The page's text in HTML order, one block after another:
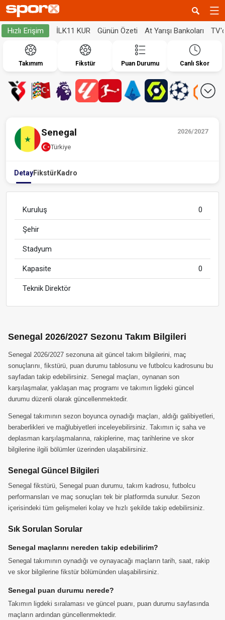
Hızlı Erişim İLK11 KUR Günün Özeti At Yarışı Bankoları
Takımım Fikstür Puan Durumu Canlı Skor
2026/2027
Senegal
Türkiye
DetayFikstür Kadro
Kuruluş 0
Şehir
Stadyum
Kapasite 0
Teknik Direktör
Senegal 2026/2027 Sezonu Takım Bilgileri
Senegal 2026/2027 sezonuna ait güncel takım bilgilerini, maç
sonuçlarını, fikstürü, puan durumu tablosunu ve futbolcu kadrosunu bu
sayfadan takip edebilirsiniz. Senegal maçları, oynanan son
karşılaşmalar, yaklaşan maç programı ve takımın ligdeki güncel
durumu düzenli olarak güncellenmektedir.
Senegal takımının sezon boyunca oynadığı maçları, aldığı galibiyetleri,
beraberlikleri ve mağlubiyetleri inceleyebilirsiniz. Takımın iç saha ve
deplasman karşılaşmalarına, rakiplerine, maç tarihlerine ve skor
bilgilerine ilgili bölümler üzerinden ulaşabilirsiniz.
Senegal Güncel Bilgileri
Senegal fikstürü, Senegal puan durumu, takım kadrosu, futbolcu
performansları ve maç sonuçları tek bir platformda sunulur. Sezon
içerisindeki tüm gelişmeleri kolay ve hızlı şekilde takip edebilirsiniz.
Sık Sorulan Sorular
Senegal maçlarını nereden takip edebilirim?
Senegal takımının oynadığı ve oynayacağı maçların tarih, saat, rakip
ve skor bilgilerine fikstür bölümünden ulaşabilirsiniz.
Senegal puan durumu nerede?
Takımın ligdeki sıralaması ve güncel puanı, puan durumu sayfasında
maçların ardından güncellenmektedir.